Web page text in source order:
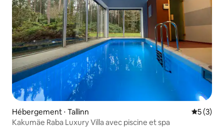
Hébergement ⋅ Tallinn
5 (3)
Kakumäe Raba Luxury Villa avec piscine et spa